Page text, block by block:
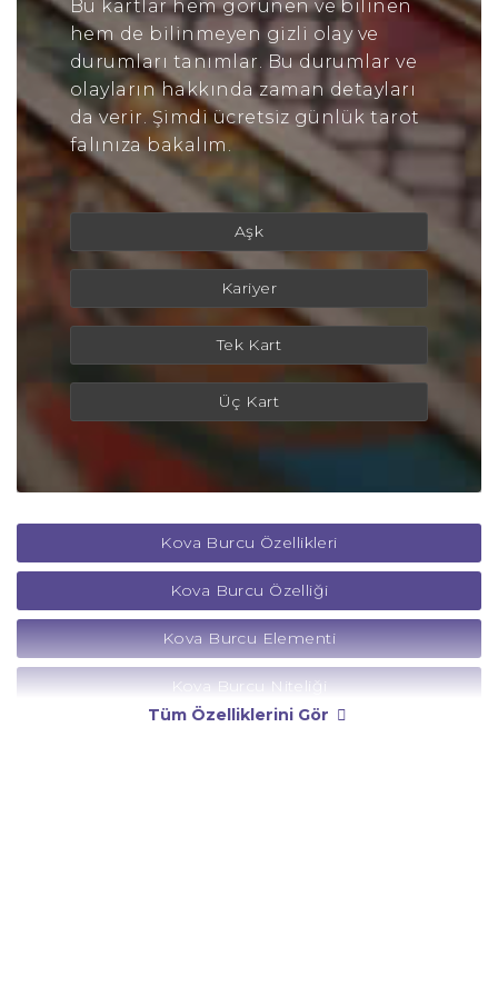
Bu kartlar hem görünen ve bilinen
hem de bilinmeyen gizli olay ve
durumları tanımlar. Bu durumlar ve
olayların hakkında zaman detayları
da verir. Şimdi ücretsiz günlük tarot
falınıza bakalım.
Aşk
Kariyer
Tek Kart
Üç Kart
Kova Burcu Özellikleri
Kova Burcu Özelliği
Kova Burcu Elementi
Kova Burcu Niteliği
Tüm Özelliklerini Gör